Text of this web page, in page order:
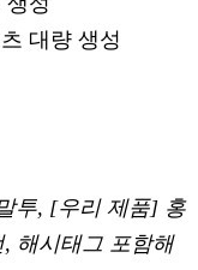
대량 생성
투, [우리 제품] 홍
해시태그 포함해